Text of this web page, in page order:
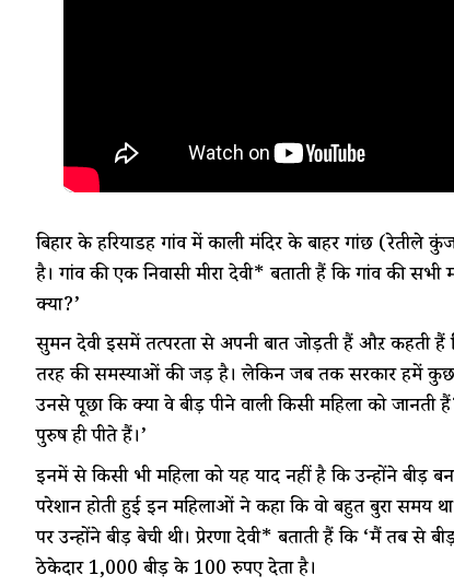
बिहार के हरियाडीह गांव में काली मंदिर के बाहर गांछ
है। गांव की एक निवासी मीरा देवी* बताती हैं कि गांव की
क्या?’
सुमन देवी इसमें तत्परता से अपनी बात जोड़ती हैं औऱ कहती हैं
तरह की समस्याओं की जड़ है। लेकिन जब तक सरकार हमें
उनसे पूछा कि क्या वे बीड़ी पीने वाली किसी महिला को
पुरुष ही पीते हैं।’
इनमें से किसी भी महिला को यह याद नहीं है कि उन्होंने बीड़ी
परेशान होती हुई इन महिलाओं ने कहा कि वो बहुत बुरा
पर उन्होंने बीड़ी बेची थी। प्रेरणा देवी* बताती हैं कि ‘मैं तब
ठेकेदार 1,000 बीड़ी के 100 रुपए देता है।